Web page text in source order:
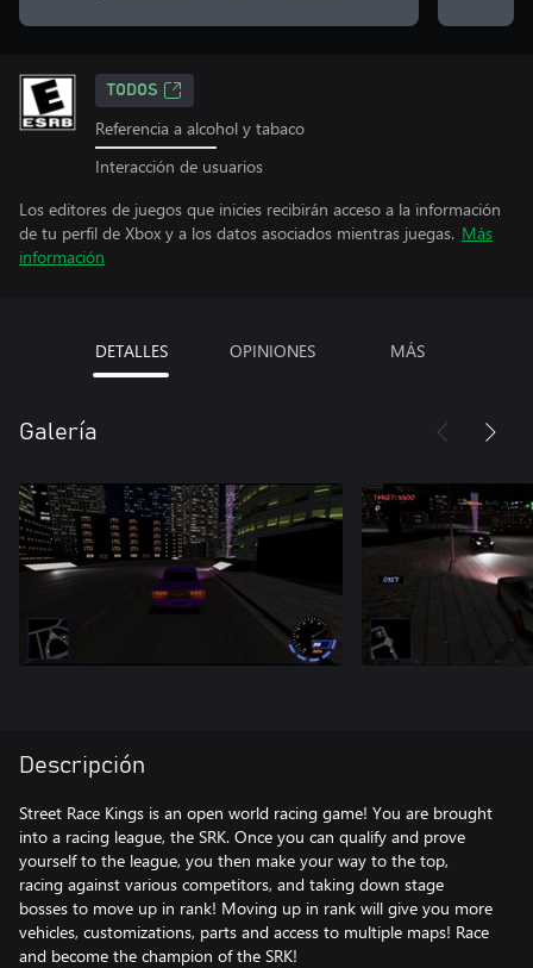
TODOS
Referencia a alcohol y tabaco
Interacción de usuarios
Los editores de juegos que inicies recibirán acceso a la información
de tu perfil de Xbox y a los datos asociados mientras juegas. Más
información
DETALLES OPINIONES MÁS
Galería
Descripción
Street Race Kings is an open world racing game! You are brought
into a racing league, the SRK. Once you can qualify and prove
yourself to the league, you then make your way to the top,
racing against various competitors, and taking down stage
bosses to move up in rank! Moving up in rank will give you more
vehicles, customizations, parts and access to multiple maps! Race
and become the champion of the SRK!